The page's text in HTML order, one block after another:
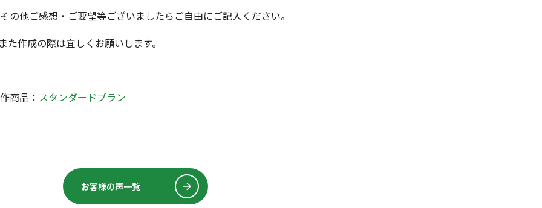
の他ご感想・ご要望等ございましたらご自由にご記入ください。
た作成の際は宜しくお願いします。
商品： スタンダードプラン
お客様の声一覧